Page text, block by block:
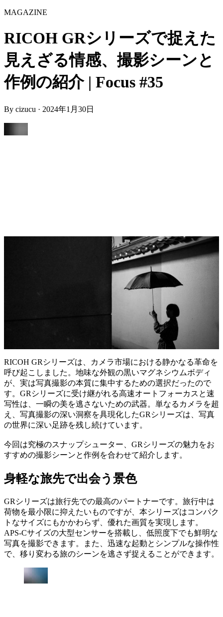
MAGAZINE
RICOH GRシリーズで捉えた
見えざる情感、撮影シーンと
作例の紹介 | Focus #35
By cizucu · 2024年1月30日
RICOH GRシリーズは、カメラ市場における静かなる革命を
呼び起こしました。地味な外観の黒いマグネシウムボディ
が、実は写真撮影の本質に集中するための選択だったので
す。GRシリーズに受け継がれる高速オートフォーカスと速
写性は、一瞬の美を逃さないための武器。単なるカメラを超
え、写真撮影の深い洞察を具現化したGRシリーズは、写真
の世界に深い足跡を残し続けています。
今回は究極のスナップシューター、GRシリーズの魅力をお
すすめの撮影シーンと作例を合わせて紹介します。
身軽な旅先で出会う景色
GRシリーズは旅行先での最高のパートナーです。旅行中は
荷物を最小限に抑えたいものですが、本シリーズはコンパク
トなサイズにもかかわらず、優れた画質を実現します。
APS-Cサイズの大型センサーを搭載し、低照度下でも鮮明な
写真を撮影できます。また、迅速な起動とシンプルな操作性
で、移り変わる旅のシーンを逃さず捉えることができます。